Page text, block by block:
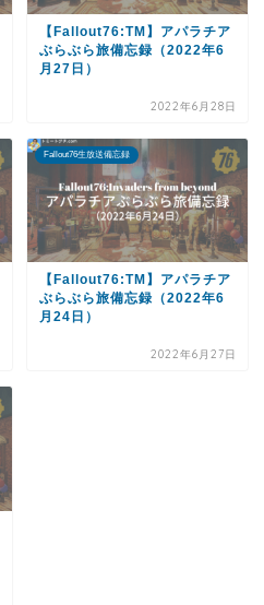
【Fallout76:TM】アパラチア
ぶらぶら旅備忘録（2022年6
月27日）
2022年6月28日
Fallout76生放送備忘録
【Fallout76:TM】アパラチア
ぶらぶら旅備忘録（2022年6
月24日）
2022年6月27日